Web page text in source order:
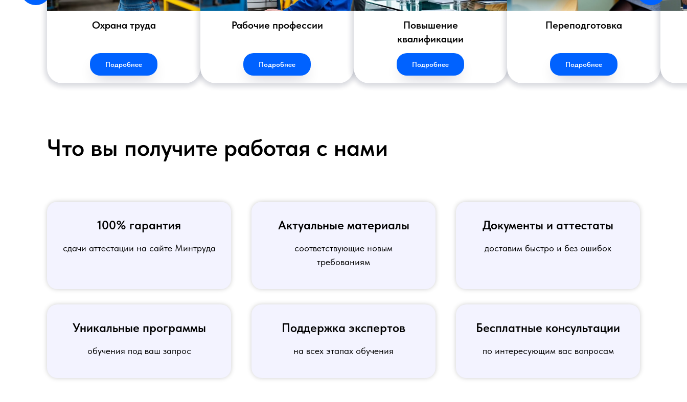
Охрана труда
Подробнее
Рабочие профессии
Подробнее
Повышение
квалификации
Подробнее
Переподготовка
Подробнее
Что вы получите работая с нами
100% гарантия
сдачи аттестации на сайте Минтруда
Актуальные материалы
соответствующие новым
требованиям
Документы и аттестаты
доставим быстро и без ошибок
Уникальные программы
обучения под ваш запрос
Поддержка экспертов
на всех этапах обучения
Бесплатные консультации
по интересующим вас вопросам